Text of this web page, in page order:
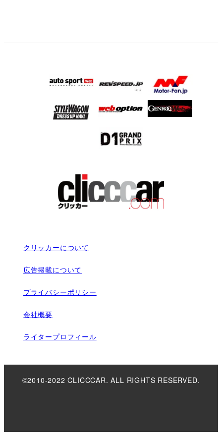
クリッカーについて
広告掲載について
プライバシーポリシー
会社概要
ライタープロフィール
©2010-2022 CLICCCAR. ALL RIGHTS RESERVED.